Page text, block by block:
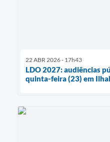
22 ABR 2026 - 17h43
LDO 2027: audiências
quinta-feira (23) em